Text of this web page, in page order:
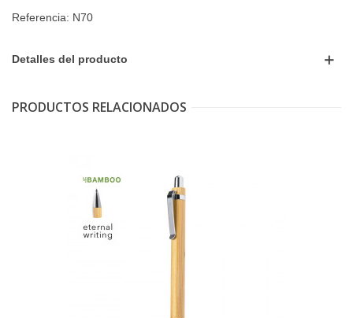
Referencia: N70
Detalles del producto
PRODUCTOS RELACIONADOS